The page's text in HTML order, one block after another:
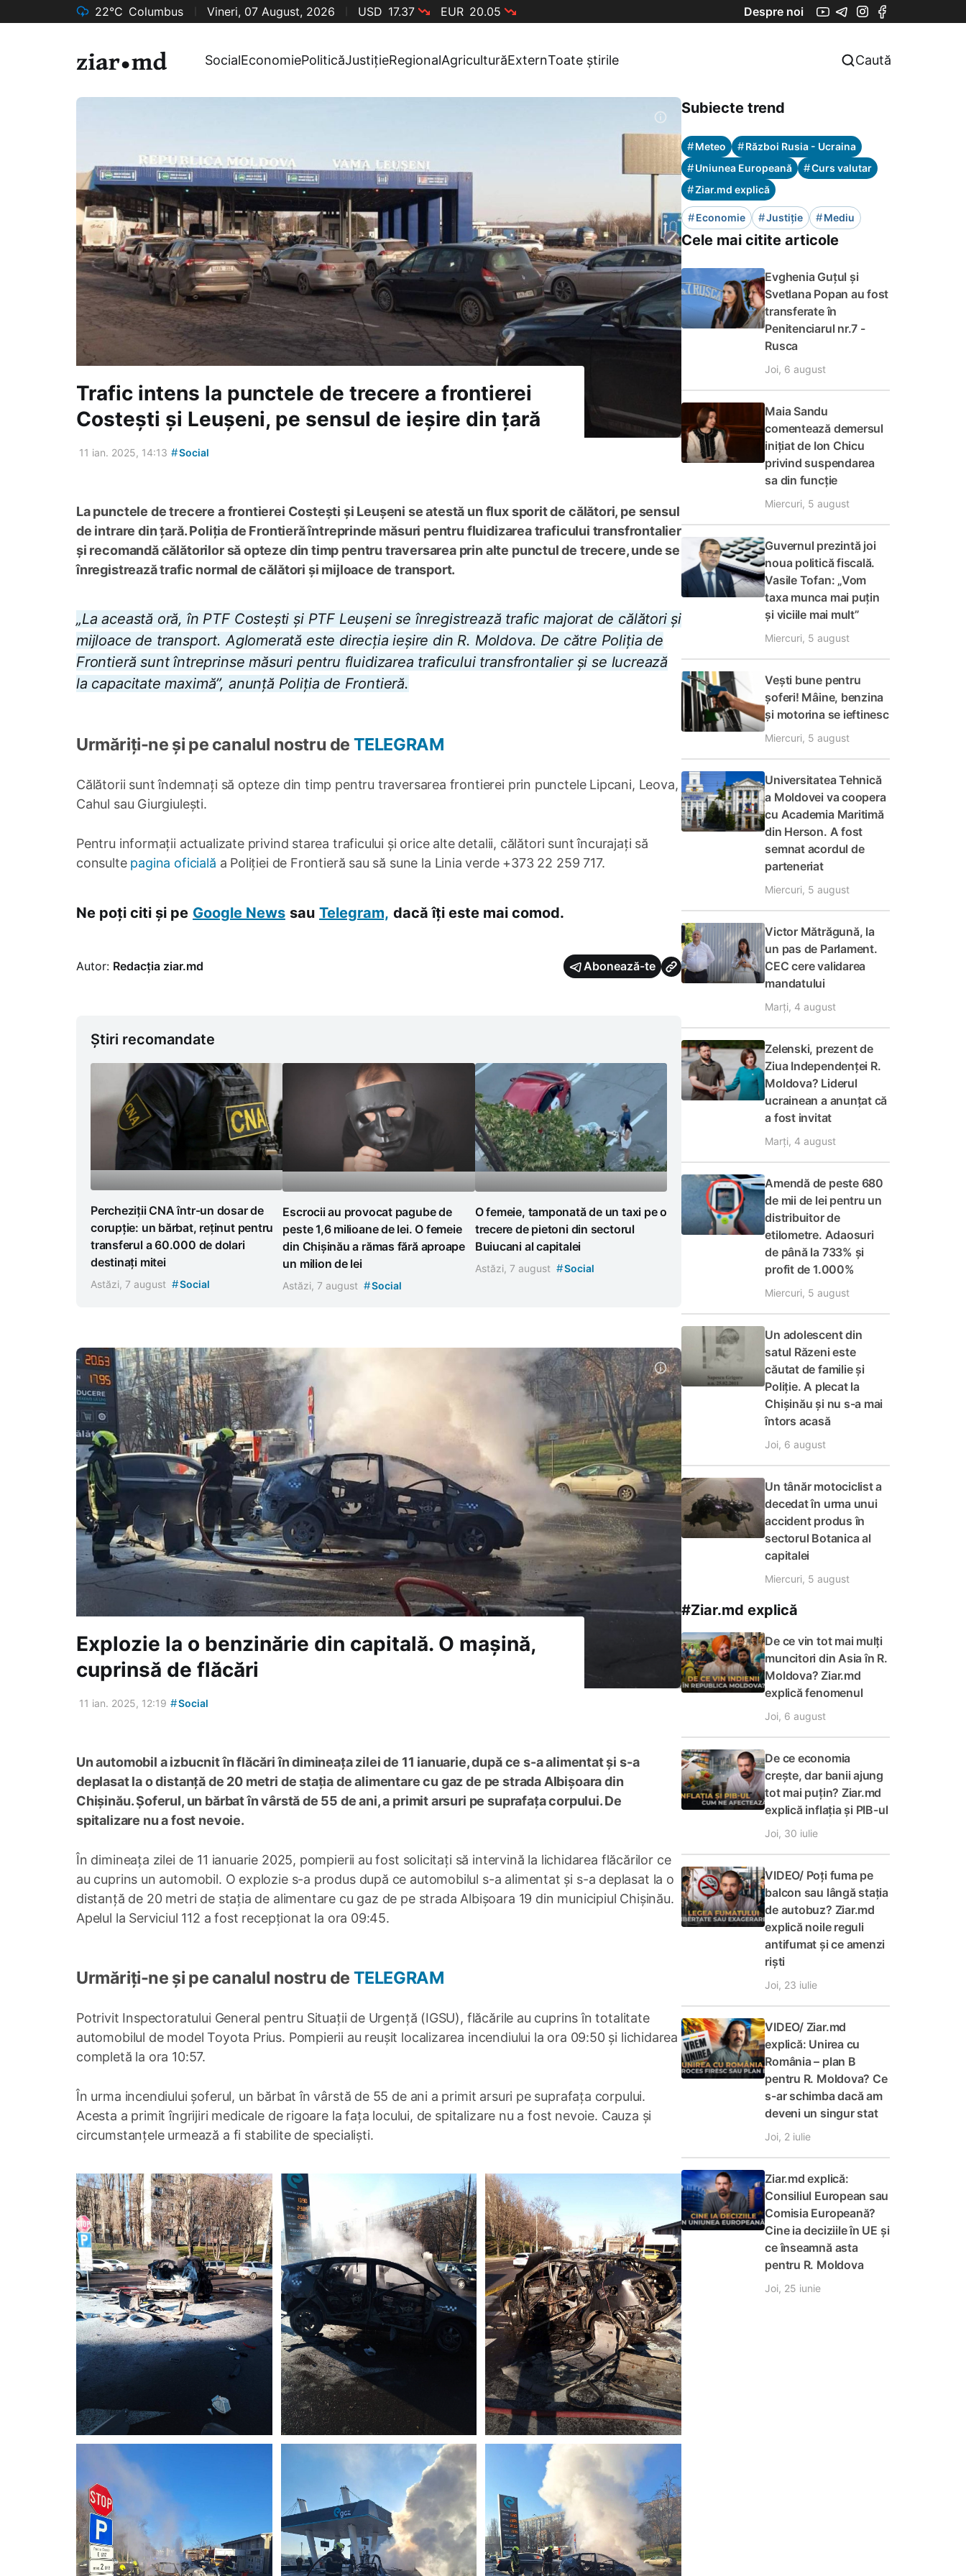
22°C Columbus Vineri, 07 August, 2026 USD 17.37 EUR 20.05 Despre noi
SocialEconomiePoliticăJustițieRegionalAgriculturăExternToate știrile Caută
Trafic intens la punctele de trecere a frontierei
Costești și Leușeni, pe sensul de ieșire din țară
11 ian. 2025, 14:13 #Social
La punctele de trecere a frontierei Costești și Leușeni se atestă un flux sporit de călători, pe sensul
de intrare din țară. Poliția de Frontieră întreprinde măsuri pentru fluidizarea traficului transfrontalier
și recomandă călătorilor să opteze din timp pentru traversarea prin alte punctul de trecere, unde se
înregistrează trafic normal de călători și mijloace de transport.
„La această oră, în PTF Costești și PTF Leușeni se înregistrează trafic majorat de călători și
mijloace de transport. Aglomerată este direcția ieșire din R. Moldova. De către Poliția de
Frontieră sunt întreprinse măsuri pentru fluidizarea traficului transfrontalier și se lucrează
la capacitate maximă”, anunță Poliția de Frontieră.
Urmăriți-ne și pe canalul nostru de TELEGRAM
Călătorii sunt îndemnați să opteze din timp pentru traversarea frontierei prin punctele Lipcani, Leova,
Cahul sau Giurgiulești.
Pentru informații actualizate privind starea traficului și orice alte detalii, călători sunt încurajați să
consulte pagina oficială a Poliției de Frontieră sau să sune la Linia verde +373 22 259 717.
Ne poți citi și pe Google News sau Telegram, dacă îți este mai comod.
Autor: Redacția ziar.md Abonează-te
Știri recomandate
Percheziții CNA într-un dosar de
corupție: un bărbat, reținut pentru
transferul a 60.000 de dolari
destinați mitei
Astăzi, 7 august #Social
Escrocii au provocat pagube de
peste 1,6 milioane de lei. O femeie
din Chișinău a rămas fără aproape
un milion de lei
Astăzi, 7 august #Social
O femeie, tamponată de un taxi pe o
trecere de pietoni din sectorul
Buiucani al capitalei
Astăzi, 7 august #Social
Explozie la o benzinărie din capitală. O mașină,
cuprinsă de flăcări
11 ian. 2025, 12:19 #Social
Un automobil a izbucnit în flăcări în dimineața zilei de 11 ianuarie, după ce s-a alimentat și s-a
deplasat la o distanță de 20 metri de stația de alimentare cu gaz de pe strada Albișoara din
Chișinău. Șoferul, un bărbat în vârstă de 55 de ani, a primit arsuri pe suprafața corpului. De
spitalizare nu a fost nevoie.
În dimineața zilei de 11 ianuarie 2025, pompierii au fost solicitați să intervină la lichidarea flăcărilor ce
au cuprins un automobil. O explozie s-a produs după ce automobilul s-a alimentat și s-a deplasat la o
distanță de 20 metri de stația de alimentare cu gaz de pe strada Albișoara 19 din municipiul Chișinău.
Apelul la Serviciul 112 a fost recepționat la ora 09:45.
Urmăriți-ne și pe canalul nostru de TELEGRAM
Potrivit Inspectoratului General pentru Situații de Urgență (IGSU), flăcările au cuprins în totalitate
automobilul de model Toyota Prius. Pompierii au reușit localizarea incendiului la ora 09:50 și lichidarea
completă la ora 10:57.
În urma incendiului șoferul, un bărbat în vârstă de 55 de ani a primit arsuri pe suprafața corpului.
Acesta a primit îngrijiri medicale de rigoare la fața locului, de spitalizare nu a fost nevoie. Cauza și
circumstanțele urmează a fi stabilite de specialiști.
Subiecte trend
#Meteo #Război Rusia - Ucraina
#Uniunea Europeană #Curs valutar
#Ziar.md explică
#Economie #Justiție #Mediu
Cele mai citite articole
Evghenia Guțul și
Svetlana Popan au fost
transferate în
Penitenciarul nr.7 -
Rusca
Joi, 6 august
Maia Sandu
comentează demersul
inițiat de Ion Chicu
privind suspendarea
sa din funcție
Miercuri, 5 august
Guvernul prezintă joi
noua politică fiscală.
Vasile Tofan: „Vom
taxa munca mai puțin
și viciile mai mult”
Miercuri, 5 august
Vești bune pentru
șoferi! Mâine, benzina
și motorina se ieftinesc
Miercuri, 5 august
Universitatea Tehnică
a Moldovei va coopera
cu Academia Maritimă
din Herson. A fost
semnat acordul de
parteneriat
Miercuri, 5 august
Victor Mătrăgună, la
un pas de Parlament.
CEC cere validarea
mandatului
Marți, 4 august
Zelenski, prezent de
Ziua Independenței R.
Moldova? Liderul
ucrainean a anunțat că
a fost invitat
Marți, 4 august
Amendă de peste 680
de mii de lei pentru un
distribuitor de
etilometre. Adaosuri
de până la 733% și
profit de 1.000%
Miercuri, 5 august
Un adolescent din
satul Răzeni este
căutat de familie și
Poliție. A plecat la
Chișinău și nu s-a mai
întors acasă
Joi, 6 august
Un tânăr motociclist a
decedat în urma unui
accident produs în
sectorul Botanica al
capitalei
Miercuri, 5 august
#Ziar.md explică
De ce vin tot mai mulți
muncitori din Asia în R.
Moldova? Ziar.md
explică fenomenul
Joi, 6 august
De ce economia
crește, dar banii ajung
tot mai puțin? Ziar.md
explică inflația și PIB-ul
Joi, 30 iulie
VIDEO/ Poți fuma pe
balcon sau lângă stația
de autobuz? Ziar.md
explică noile reguli
antifumat și ce amenzi
riști
Joi, 23 iulie
VIDEO/ Ziar.md
explică: Unirea cu
România – plan B
pentru R. Moldova? Ce
s-ar schimba dacă am
deveni un singur stat
Joi, 2 iulie
Ziar.md explică:
Consiliul European sau
Comisia Europeană?
Cine ia deciziile în UE și
ce înseamnă asta
pentru R. Moldova
Joi, 25 iunie